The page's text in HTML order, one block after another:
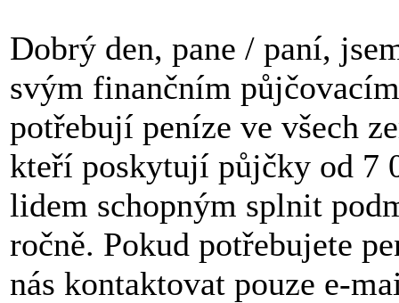
Dobrý den, pane / paní,
svým finančním
potřebují peníze ve všech
kteří poskytují půjčky od 7
lidem schopným splnit
ročně. Pokud potřebujete
nás kontaktovat pouze e-